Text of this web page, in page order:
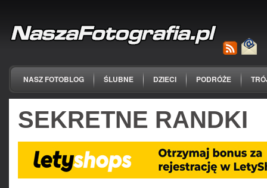
NASZ FOTOBLOG ŚLUBNE DZIECI PODRÓŻE
SEKRETNE RANDKI